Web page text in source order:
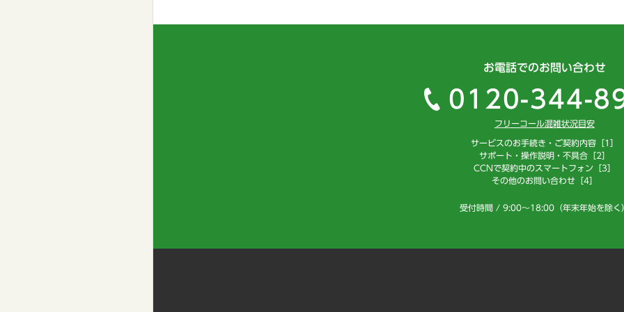
お電話でのお問い合わせ
0120-344-
フリーコール混雑状況目安
サービスのお手続き・ご契約内容［1］
サポート・操作説明・不具合［2］
CCNで契約中のスマートフォン［3］
その他のお問い合わせ［4］
受付時間 / 9:00～18:00（年末年始を除く